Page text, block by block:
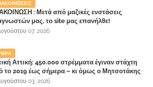
: Μετά από μαζικές ενστάσεις
μας, το site μας επανήλθε!
07, 2026
Αττική: 450.000 στρέμματα έγιναν στάχτη
το 2019 έως σήμερα – κι όμως ο Μητσοτάκης
40% και 45% στις εκλογές του 2023,ενώ 50%
03, 2026